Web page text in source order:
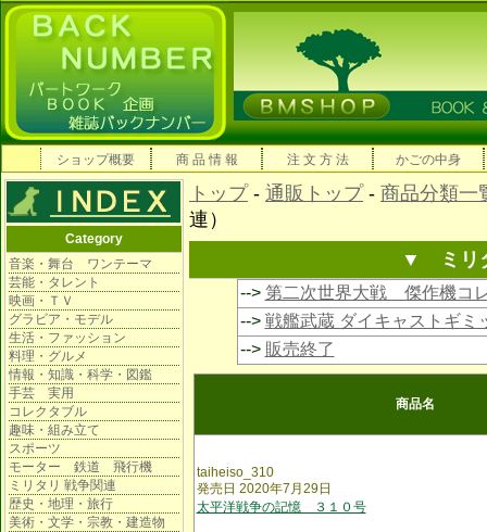
ショップ概要 商 品 情 報 注 文 方 法 かごの中身
Category
音楽・舞台 ワンテーマ
芸能・タレント
映画・ＴＶ
グラビア・モデル
生活・ファッション
料理・グルメ
情報・知識・科学・図鑑
手芸 実用
コレクタブル
趣味・組み立て
スポーツ
モーター 鉄道 飛行機
ミリタリ 戦争関連
歴史・地理・旅行
美術・文学・宗教・建造物
トップ- 通販トップ- 商品分類一
連）
▼ ミリ
--> 第二次世界大戦 傑作機コ
--> 戦艦武蔵 ダイキャストギミ
--> 販売終了
商品名
taiheiso_310
発売日 2020年7月29日
太平洋戦争の記憶 ３１０号